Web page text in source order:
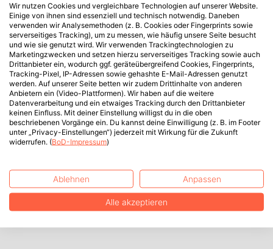
Wir nutzen Cookies und vergleichbare Technologien auf unserer Website.
Einige von ihnen sind essenziell und technisch notwendig. Daneben
verwenden wir Analysemethoden (z. B. Cookies oder Fingerprints sowie
serverseitiges Tracking), um zu messen, wie häufig unsere Seite besucht
und wie sie genutzt wird. Wir verwenden Trackingtechnologien zu
Marketingzwecken und setzen hierzu serverseitiges Tracking sowie auch
Drittanbieter ein, wodurch ggf. geräteübergreifend Cookies, Fingerprints,
Tracking-Pixel, IP-Adressen sowie gehashte E-Mail-Adressen genutzt
werden. Auf unserer Seite betten wir zudem Drittinhalte von anderen
Anbietern ein (Video-Plattformen). Wir haben auf die weitere
Datenverarbeitung und ein etwaiges Tracking durch den Drittanbieter
keinen Einfluss. Mit deiner Einstellung willigst du in die oben
beschriebenen Vorgänge ein. Du kannst deine Einwilligung (z. B. im Footer
unter „Privacy-Einstellungen“) jederzeit mit Wirkung für die Zukunft
widerrufen. (BoD-Impressum)
Ablehnen Anpassen
Alle akzeptieren